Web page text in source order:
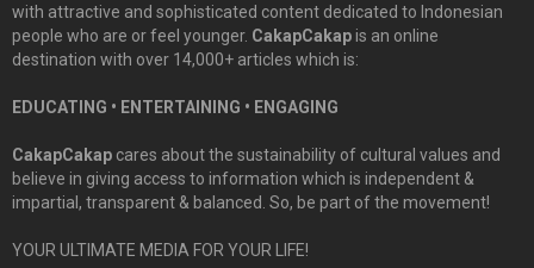
with attractive and sophisticated content dedicated to Indonesian
people who are or feel younger. CakapCakapis an online
destination with over 14,000+ articles which is:
EDUCATING • ENTERTAINING • ENGAGING
CakapCakap cares about the sustainability of cultural values and
believe in giving access to information which is independent &
impartial, transparent & balanced. So, be part of the movement!
YOUR ULTIMATE MEDIA FOR YOUR LIFE!